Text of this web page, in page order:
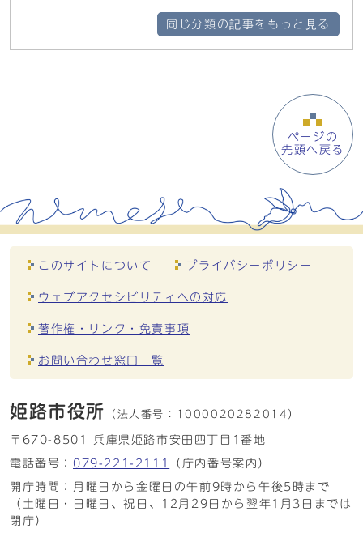
同じ分類の記事をもっと見る
ページの
先頭へ戻る
このサイトについて プライバシーポリシー
ウェブアクセシビリティへの対応
著作権・リンク・免責事項
お問い合わせ窓口一覧
姫路市役所 （法人番号： 1000020282014）
〒670-8501 兵庫県姫路市安田四丁目1番地
電話番号： 079-221-2111
（庁内番号案内）
開庁時間：月曜日から金曜日の午前9時から午後5時まで
（土曜日・日曜日、祝日、12月29日から翌年1月3日までは
閉庁）